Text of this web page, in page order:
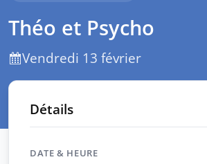
Théo et Psycho
Vendredi 13 février
Détails
DATE & HEURE